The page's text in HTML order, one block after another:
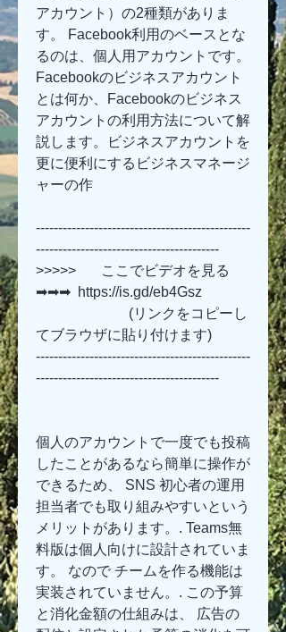
アカウント）の2種類がありま
す。 Facebook利用のベースとな
るのは、個人用アカウントです。
Facebookのビジネスアカウント
とは何か、Facebookのビジネス
アカウントの利用方法について解
説します。ビジネスアカウントを
更に便利にするビジネスマネージ
ャーの作
------------------------------------------------
-----------------------------------------
>>>>>       ここでビデオを見る
➡➡➡  https://is.gd/eb4Gsz
てブラウザに貼り付けます)
------------------------------------------------
-----------------------------------------
個人のアカウントで一度でも投稿
したことがあるなら簡単に操作が
できるため、 SNS 初心者の運用
担当者でも取り組みやすいという
メリットがあります。. Teams無
料版は個人向けに設計されていま
す。 なので チームを作る機能は
実装されていません。. この予算
と消化金額の仕組みは、 広告の